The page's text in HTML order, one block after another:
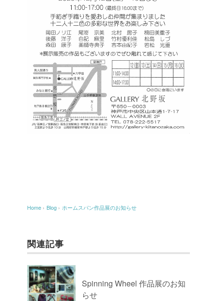
Home › Blog › ホームスパン作品展のお知らせ
関連記事
Spinning Wheel 作品展のお知
らせ